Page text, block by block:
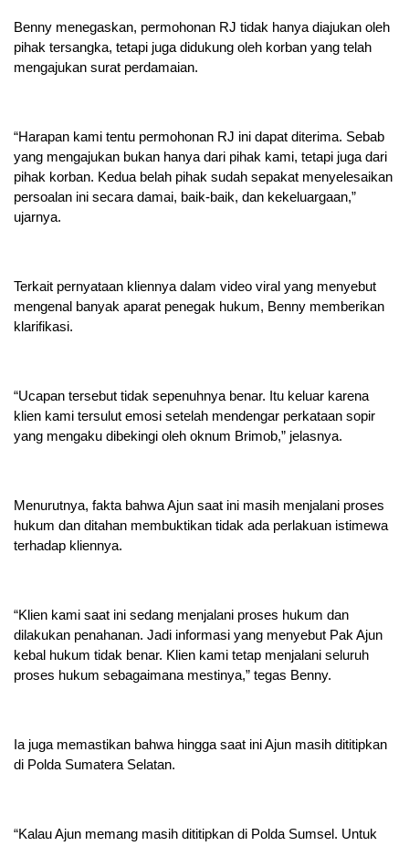
Benny menegaskan, permohonan RJ tidak hanya diajukan oleh
pihak tersangka, tetapi juga didukung oleh korban yang telah
mengajukan surat perdamaian.
“Harapan kami tentu permohonan RJ ini dapat diterima. Sebab
yang mengajukan bukan hanya dari pihak kami, tetapi juga dari
pihak korban. Kedua belah pihak sudah sepakat menyelesaikan
persoalan ini secara damai, baik-baik, dan kekeluargaan,”
ujarnya.
Terkait pernyataan kliennya dalam video viral yang menyebut
mengenal banyak aparat penegak hukum, Benny memberikan
klarifikasi.
“Ucapan tersebut tidak sepenuhnya benar. Itu keluar karena
klien kami tersulut emosi setelah mendengar perkataan sopir
yang mengaku dibekingi oleh oknum Brimob,” jelasnya.
Menurutnya, fakta bahwa Ajun saat ini masih menjalani proses
hukum dan ditahan membuktikan tidak ada perlakuan istimewa
terhadap kliennya.
“Klien kami saat ini sedang menjalani proses hukum dan
dilakukan penahanan. Jadi informasi yang menyebut Pak Ajun
kebal hukum tidak benar. Klien kami tetap menjalani seluruh
proses hukum sebagaimana mestinya,” tegas Benny.
Ia juga memastikan bahwa hingga saat ini Ajun masih dititipkan
di Polda Sumatera Selatan.
“Kalau Ajun memang masih dititipkan di Polda Sumsel. Untuk